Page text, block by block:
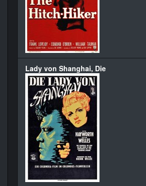
Lady von Shanghai, Die